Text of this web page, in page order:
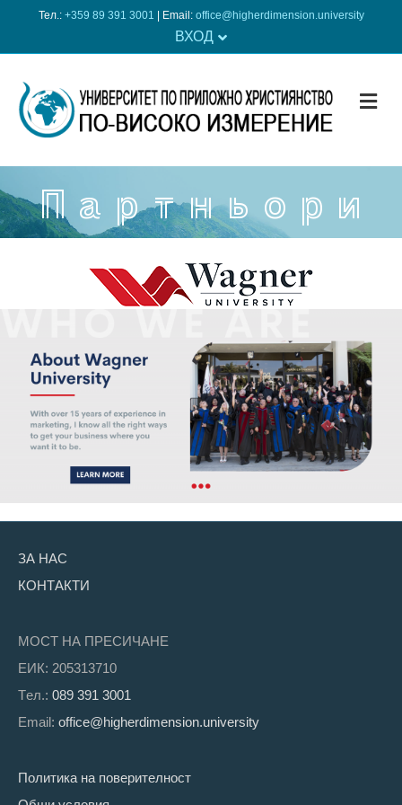
Тел.: +359 89 391 3001 | Еmail: office@higherdimension.university
ВХОД
Партньори
ЗА НАС
КОНТАКТИ
МОСТ НА ПРЕСИЧАНЕ
ЕИК: 205313710
Tел.: 089 391 3001
Email: office@higherdimension.university
Политика на поверителност